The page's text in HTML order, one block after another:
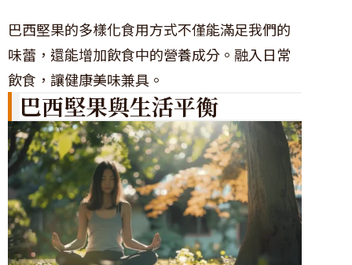
巴西堅果的多樣化食用方式不僅能滿足我們的
味蕾，還能增加飲食中的營養成分。融入日常
飲食，讓健康美味兼具。
巴西堅果與生活平衡